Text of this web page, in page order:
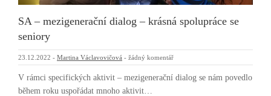
SA – mezigenerační dialog – krásná spolupráce se
seniory
23.12.2022 - Martina Václavovičová - žádný komentář
V rámci specifických aktivit – mezigenerační dialog se nám povedlo
během roku uspořádat mnoho aktivit…